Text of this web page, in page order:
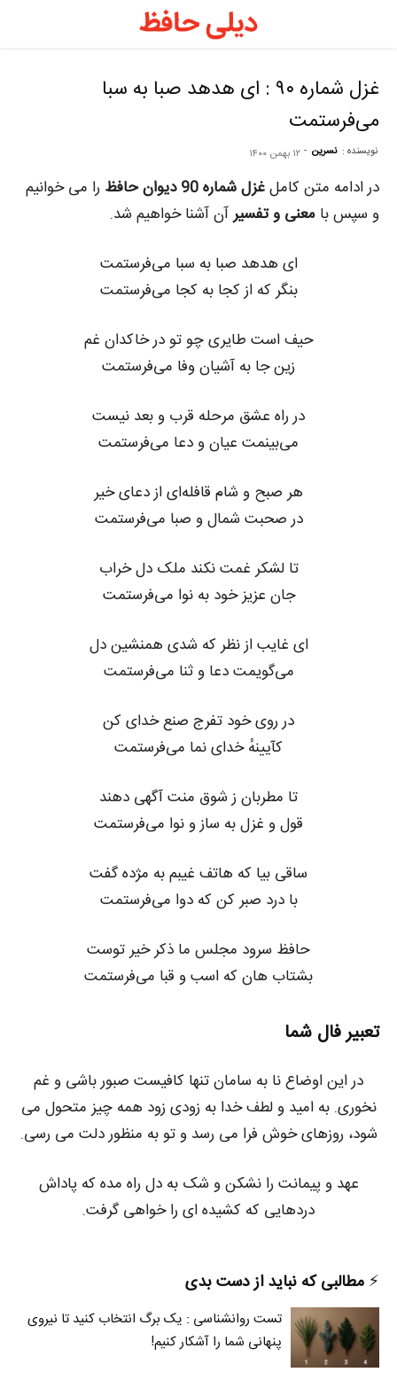
غزل شماره ۹۰ : ای هدهد صبا به سبا
می‌فرستمت
نویسنده : نسرین - ۱۲ بهمن ۱۴۰۰
در ادامه متن کاملغزل شماره 90 دیوان حافظ
را می خوانیم
و سپس با معنی و تفسیرآن آشنا خواهیم شد.
ای هدهد صبا به سبا می‌فرستمت
بنگر که از کجا به کجا می‌فرستمت
حیف است طایری چو تو در خاکدان غم
زین جا به آشیان وفا می‌فرستمت
در راه عشق مرحله قرب و بعد نیست
می‌بینمت عیان و دعا می‌فرستمت
هر صبح و شام قافله‌ای از دعای خیر
در صحبت شمال و صبا می‌فرستمت
تا لشکر غمت نکند ملک دل خراب
جان عزیز خود به نوا می‌فرستمت
ای غایب از نظر که شدی همنشین دل
می‌گویمت دعا و ثنا می‌فرستمت
در روی خود تفرج صنع خدای کن
کآیینهٔ خدای نما می‌فرستمت
تا مطربان ز شوق منت آگهی دهند
قول و غزل به ساز و نوا می‌فرستمت
ساقی بیا که هاتف غیبم به مژده گفت
با درد صبر کن که دوا می‌فرستمت
حافظ سرود مجلس ما ذکر خیر توست
بشتاب هان که اسب و قبا می‌فرستمت
تعبیر فال شما
در این اوضاع نا به سامان تنها کافیست صبور باشی و غم
نخوری. به امید و لطف خدا به زودی زود همه چیز متحول می
شود، روزهای خوش فرا می رسد و تو به منظور دلت می رسی.
عهد و پیمانت را نشکن و شک به دل راه مده که پاداش
دردهایی که کشیده ای را خواهی گرفت.
⚡️ مطالبی که نباید از دست بدی
تست روانشناسی : یک برگ انتخاب کنید تا نیروی
پنهانی شما را آشکار کنیم!